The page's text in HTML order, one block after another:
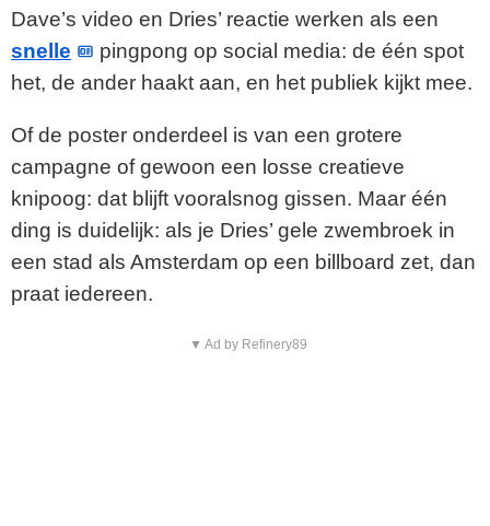
Dave’s video en Dries’ reactie werken als een
snelle
pingpong op social media: de één spot
het, de ander haakt aan, en het publiek kijkt mee.
Of de poster onderdeel is van een grotere
campagne of gewoon een losse creatieve
knipoog: dat blijft vooralsnog gissen. Maar één
ding is duidelijk: als je Dries’ gele zwembroek in
een stad als Amsterdam op een billboard zet, dan
praat iedereen.
▼ Ad by Refinery89